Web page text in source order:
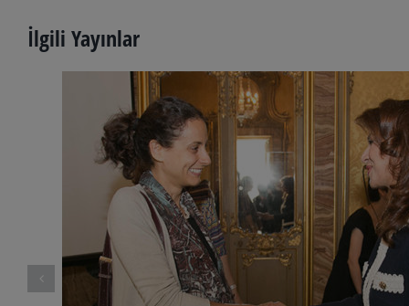
İlgili Yayınlar